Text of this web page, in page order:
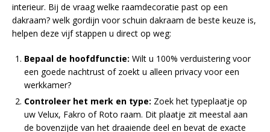
interieur. Bij de vraag welke raamdecoratie past op een
dakraam? welk gordijn voor schuin dakraam de beste keuze is,
helpen deze vijf stappen u direct op weg:
Bepaal de hoofdfunctie: Wilt u 100% verduistering voor
een goede nachtrust of zoekt u alleen privacy voor een
werkkamer?
Controleer het merk en type: Zoek het typeplaatje op
uw Velux, Fakro of Roto raam. Dit plaatje zit meestal aan
de bovenzijde van het draaiende deel en bevat de exacte